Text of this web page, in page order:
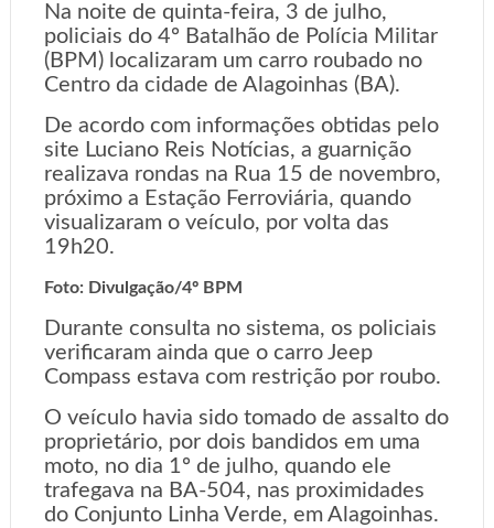
Na noite de quinta-feira, 3 de julho,
policiais do 4º Batalhão de Polícia Militar
(BPM) localizaram um carro roubado no
Centro da cidade de Alagoinhas (BA).
De acordo com informações obtidas pelo
site Luciano Reis Notícias, a guarnição
realizava rondas na Rua 15 de novembro,
próximo a Estação Ferroviária, quando
visualizaram o veículo, por volta das
19h20.
Foto: Divulgação/4º BPM
Durante consulta no sistema, os policiais
verificaram ainda que o carro Jeep
Compass estava com restrição por roubo.
O veículo havia sido tomado de assalto do
proprietário, por dois bandidos em uma
moto, no dia 1º de julho, quando ele
trafegava na BA-504, nas proximidades
do Conjunto Linha Verde, em Alagoinhas.